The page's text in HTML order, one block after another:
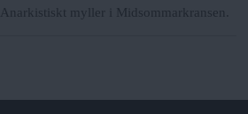
Anarkistiskt myller i Midsommarkransen.